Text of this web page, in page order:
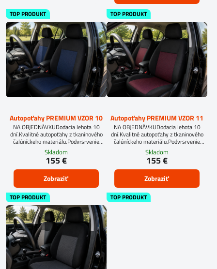
TOP PRODUKT
Autopoťahy PREMIUM VZOR 10
NA OBJEDNÁVKUDodacia lehota 10
dní.Kvalitné autopoťahy z tkaninového
čalúníckeho materiálu.Podvrsrvenie
molitan 5 mm.
Skladom
155 €
Zobraziť
TOP PRODUKT
Autopoťahy PREMIUM VZOR 11
NA OBJEDNÁVKUDodacia lehota 10
dní.Kvalitné autopoťahy z tkaninového
čalúníckeho materiálu.Podvrsrvenie
molitan 5 mm.
Skladom
155 €
Zobraziť
TOP PRODUKT TOP PRODUKT